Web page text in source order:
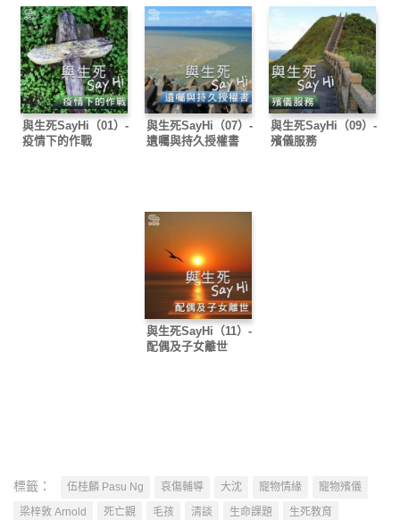
與生死SayHi（01）-
疫情下的作戰
與生死SayHi（07）-
遺囑與持久授權書
與生死SayHi（09）-
殯儀服務
與生死SayHi（11）-
配偶及子女離世
標籤： 伍桂麟 Pasu Ng 哀傷輔導 大沈 寵物情緣
寵物殯儀
梁梓敦 Arnold
死亡觀 毛孩 清談 生命課題
生死教育